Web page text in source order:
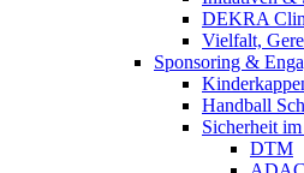
DEKRA
Vielfalt,
Sponsoring &
Handball
Sicherheit
DTM